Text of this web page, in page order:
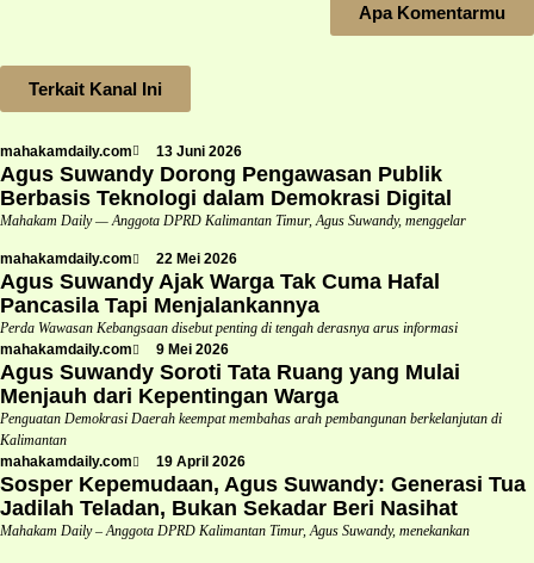
Apa Komentarmu
Terkait Kanal Ini
mahakamdaily.com 13 Juni 2026
Agus Suwandy Dorong Pengawasan Publik
Berbasis Teknologi dalam Demokrasi Digital
Mahakam Daily — Anggota DPRD Kalimantan Timur, Agus Suwandy, menggelar
mahakamdaily.com 22 Mei 2026
Agus Suwandy Ajak Warga Tak Cuma Hafal
Pancasila Tapi Menjalankannya
Perda Wawasan Kebangsaan disebut penting di tengah derasnya arus informasi
mahakamdaily.com
9 Mei 2026
Agus Suwandy Soroti Tata Ruang yang Mulai
Menjauh dari Kepentingan Warga
Penguatan Demokrasi Daerah keempat membahas arah pembangunan berkelanjutan di
Kalimantan
mahakamdaily.com
19 April 2026
Sosper Kepemudaan, Agus Suwandy: Generasi Tua
Jadilah Teladan, Bukan Sekadar Beri Nasihat
Mahakam Daily – Anggota DPRD Kalimantan Timur, Agus Suwandy, menekankan